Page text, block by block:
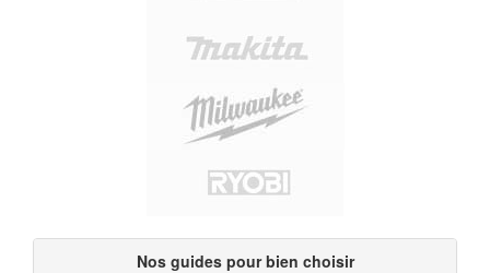
Nos guides pour bien choisir